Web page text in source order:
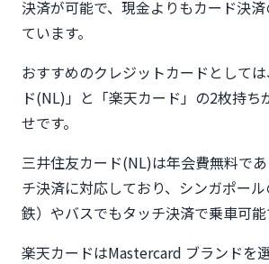
決済が可能で、現金よりもカード決
ています。
おすすめのクレジットカードとして
ド(NL)」と「楽天カード」の2枚持ち
せです。
三井住友カード(NL)は年会費無料で
チ決済に対応しており、シンガポー
鉄）やバスでもタッチ決済で乗車可能
楽天カードはMastercard ブランドを